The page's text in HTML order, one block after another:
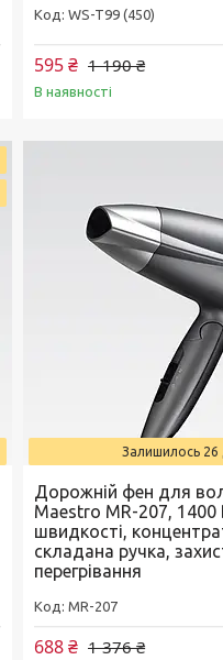
WS-T99 (450)
1 190 ₴
595 ₴
В наявності
Залишилось 26
Дорожній фен для
Maestro MR-207, 1400
швидкості,
складана ручка,
перегрівання
MR-207
1 376 ₴
688 ₴